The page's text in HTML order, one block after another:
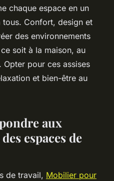
espaces de
à tous
lecture
chaque espace en un
tous. Confort, design et
des environnements
soit à la maison, au
pour ces assises
et bien-être au
aux
espaces de
de travail, Mobilier pour